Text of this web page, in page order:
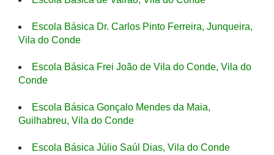
Escola Básica Dr. Carlos Pinto Ferreira, Junqueira,
Vila do Conde
Escola Básica Frei João de Vila do Conde, Vila do
Conde
Escola Básica Gonçalo Mendes da Maia,
Guilhabreu, Vila do Conde
Escola Básica Júlio Saúl Dias, Vila do Conde